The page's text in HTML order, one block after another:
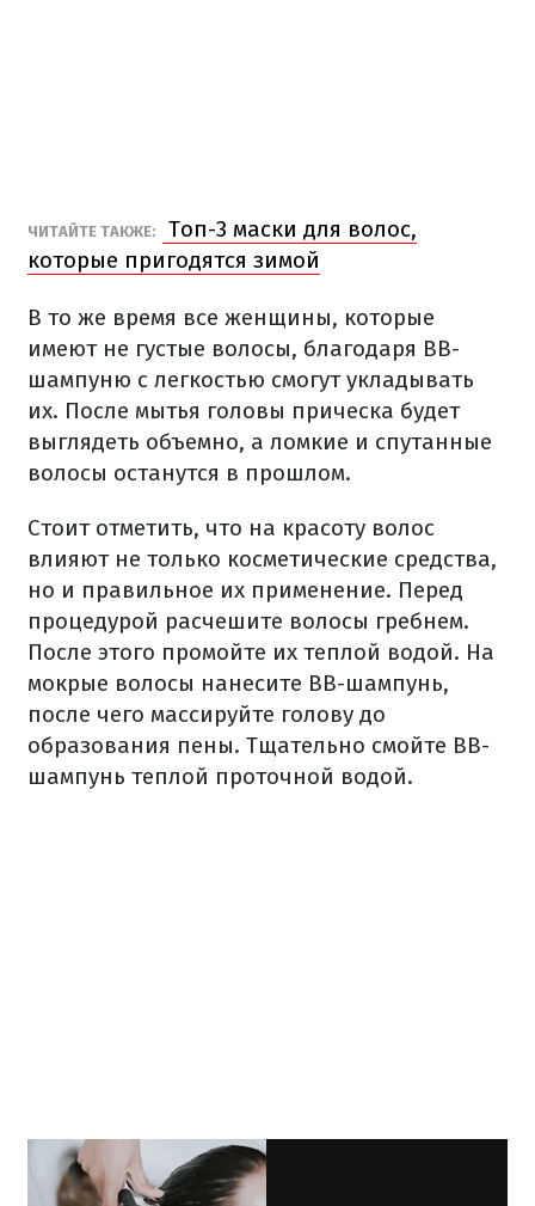
ЧИТАЙТЕ ТАКЖЕ:
Топ-3 маски для волос,
которые пригодятся зимой
В то же время все женщины, которые
имеют не густые волосы, благодаря ВВ-
шампуню с легкостью смогут укладывать
их. После мытья головы прическа будет
выглядеть объемно, а ломкие и спутанные
волосы останутся в прошлом.
Стоит отметить, что на красоту волос
влияют не только косметические средства,
но и правильное их применение. Перед
процедурой расчешите волосы гребнем.
После этого промойте их теплой водой. На
мокрые волосы нанесите ВВ-шампунь,
после чего массируйте голову до
образования пены. Тщательно смойте ВВ-
шампунь теплой проточной водой.